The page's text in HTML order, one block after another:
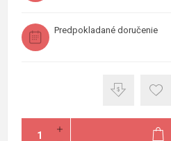
Predpokladané doručenie